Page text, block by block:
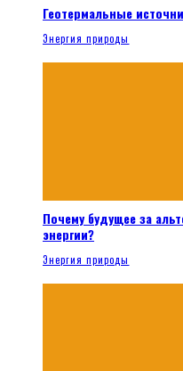
Геотермальные
Энергия природы
Почему будущее за
энергии?
Энергия природы